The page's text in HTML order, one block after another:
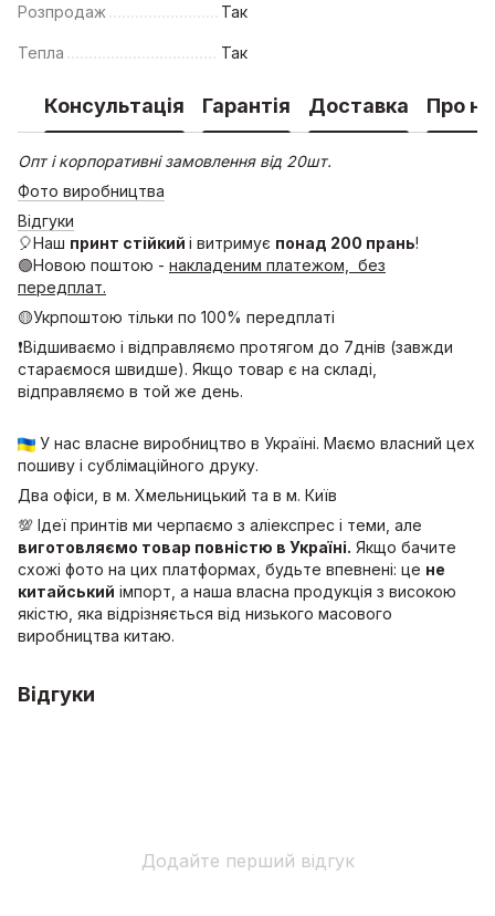
Розпродаж Так
Тепла Так
Консультація Гарантія Доставка Про
Опт і корпоративні замовлення від 20шт.
Фото виробництва
Відгуки
🎈Наш принт стійкий і витримує понад 200 прань!
🟢Новою поштою - накладеним платежом, без
передплат.
🟡Укрпоштою тільки по 100% передплаті
❗Відшиваємо і відправляємо протягом до 7днів (завжди
стараємося швидше). Якщо товар є на складі,
відправляємо в той же день.
У нас власне виробництво в Україні. Маємо власний цех
пошиву і сублімаційного друку.
Два офіси, в м. Хмельницький та в м. Київ
💯 Ідеї принтів ми черпаємо з аліекспрес і теми, але
виготовляємо товар повністю в Україні. Якщо бачите
схожі фото на цих платформах, будьте впевнені: це не
китайський імпорт, а наша власна продукція з високою
якістю, яка відрізняється від низького масового
виробництва китаю.
Відгуки
Додайте перший відгук